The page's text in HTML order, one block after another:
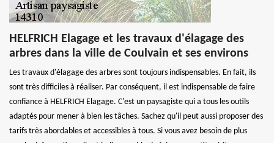
HELFRICH Elagage et les travaux d'élagage des
arbres dans la ville de Coulvain et ses environs
Les travaux d'élagage des arbres sont toujours indispensables. En fait, ils
sont très difficiles à réaliser. Par conséquent, il est indispensable de faire
confiance à HELFRICH Elagage. C'est un paysagiste qui a tous les outils
adaptés pour mener à bien les tâches. Sachez qu'il peut aussi proposer des
tarifs très abordables et accessibles à tous. Si vous avez besoin de plus